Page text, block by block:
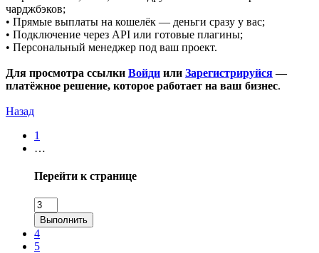
чарджбэков;
• Прямые выплаты на кошелёк — деньги сразу у вас;
• Подключение через API или готовые плагины;
• Персональный менеджер под ваш проект.
Для просмотра ссылки Войди или Зарегистрируйся —
платёжное решение, которое работает на ваш бизнес.
Назад
1
…
Перейти к странице
Выполнить
4
5